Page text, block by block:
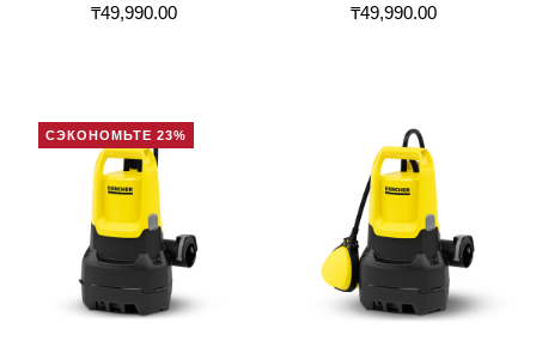
₸49,990.00
₸49,990.00
СЭКОНОМЬТЕ 23%